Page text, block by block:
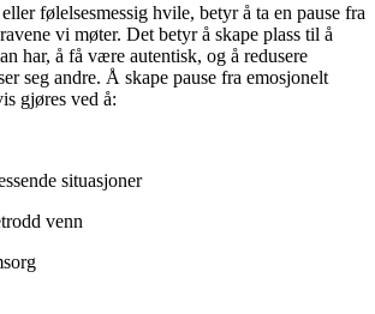
følelsesmessig hvile, betyr å ta en pause fra
vi møter. Det betyr å skape plass til å
har, å få være autentisk, og å redusere
seg andre. Å skape pause fra emosjonelt
gjøres ved å:
situasjoner
venn